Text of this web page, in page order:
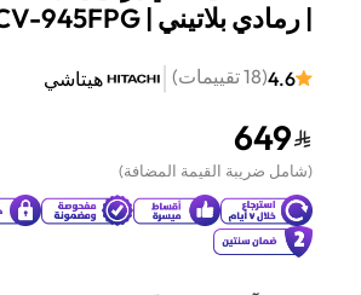
| رمادي بلاتيني | CV-945FPG
4.6
(
18تقييمات) هيتاشي
649
(شامل ضريبة القيمة المضافة)